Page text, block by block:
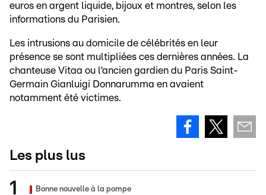
euros en argent liquide, bijoux et montres, selon les
informations du Parisien.
Les intrusions au domicile de célébrités en leur
présence se sont multipliées ces dernières années. La
chanteuse Vitaa ou l’ancien gardien du Paris Saint-
Germain Gianluigi Donnarumma en avaient
notamment été victimes.
Les plus lus
Bonne nouvelle à la pompe